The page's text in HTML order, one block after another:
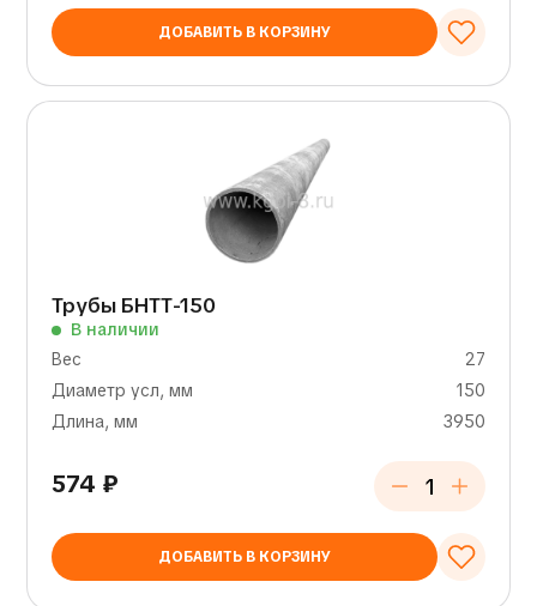
ДОБАВИТЬ В КОРЗИНУ
Трубы БНТТ-150
В наличии
Вес
27
Диаметр усл, мм
150
Длина, мм
3950
574 ₽
ДОБАВИТЬ В КОРЗИНУ